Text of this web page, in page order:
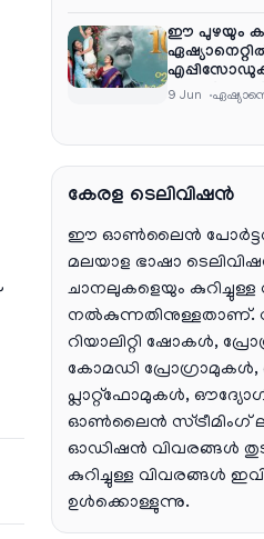
ഈ പുഴയും
9 Jun
കേരള ടെലിവിഷൻ
ഈ ഓൺലൈൻ
മലയാള ഭാഷാ
ചാനലുകളെയും
നൽകുന്നതിനുള്ളതാണ്.
റിയാലിറ്റി ഷോകൾ,
കോമഡി പ്രോഗ്രാമുകൾ,
പ്ലാറ്റ്‌ഫോമുകൾ,
ഓൺലൈൻ സ്ട്രീമിംഗ്
ഓഡിഷൻ വിവരങ്ങൾ
കുറിച്ചുള്ള വിവരങ്ങൾ
ഉൾക്കൊള്ളുന്നു.